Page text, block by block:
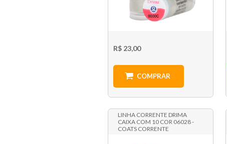
R$ 23,00
COMPRAR
LINHA CORRENTE DRIMA
CAIXA COM 10 COR 06028 -
COATS CORRENTE